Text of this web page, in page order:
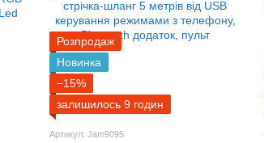
Розпродаж
Новинка
−15%
залишилось 9 годин
Артикул: Jam9095